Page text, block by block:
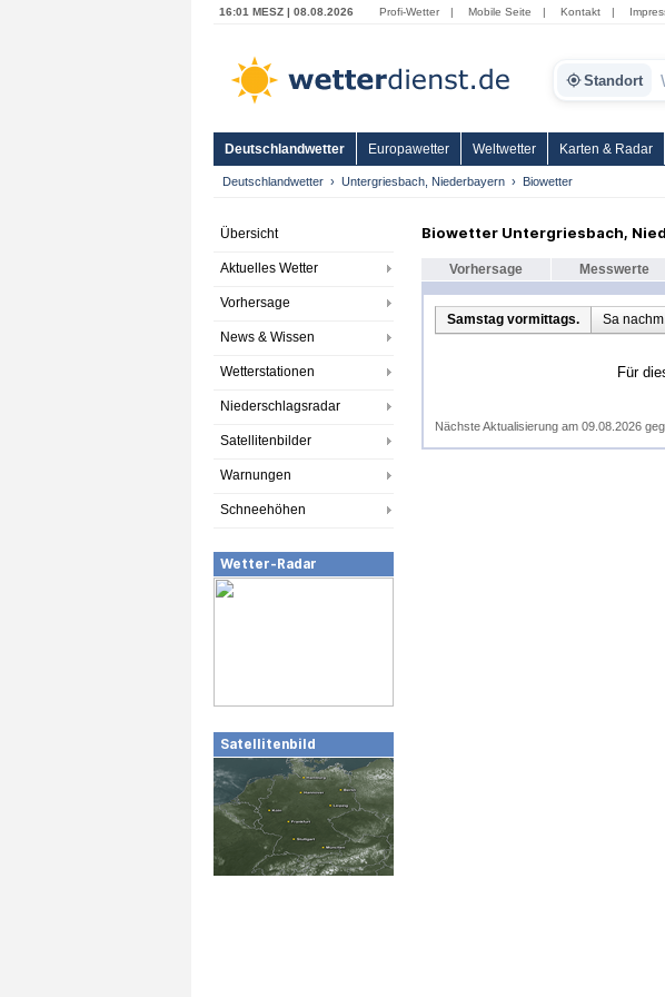
16:01 MESZ | 08.08.2026 Profi-Wetter | Mobile Seite | Kontakt |
Standort
Deutschlandwetter Europawetter Weltwetter Karten & Radar
Deutschlandwetter Untergriesbach, Niederbayern Biowetter
Übersicht
Aktuelles Wetter
Vorhersage
News & Wissen
Wetterstationen
Niederschlagsradar
Satellitenbilder
Warnungen
Schneehöhen
Wetter-Radar
Satellitenbild
Biowetter Untergriesbach,
Vorhersage Messwerte
Samstag vormittags. Sa
Für
Nächste Aktualisierung am 09.08.2026